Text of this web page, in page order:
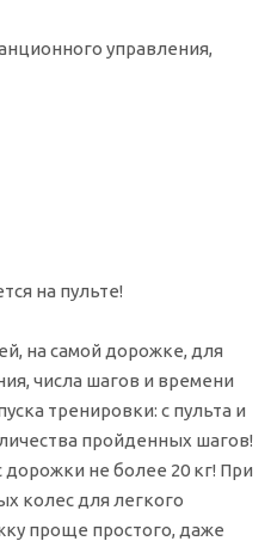
управления,
на пульте!
на самой дорожке, для
числа шагов и времени
тренировки: с пульта и
пройденных шагов!
не более 20 кг! При
колес для легкого
проще простого, даже